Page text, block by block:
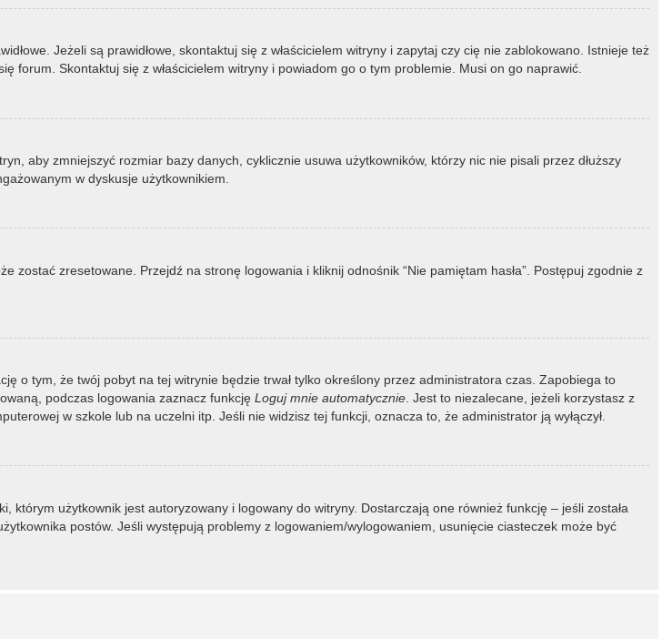
Jeżeli są prawidłowe, skontaktuj się z właścicielem witryny i zapytaj czy cię nie zablokowano. Istnieje też
forum. Skontaktuj się z właścicielem witryny i powiadom go o tym problemie. Musi on go naprawić.
aby zmniejszyć rozmiar bazy danych, cyklicznie usuwa użytkowników, którzy nic nie pisali przez dłuższy
w dyskusje użytkownikiem.
zostać zresetowane. Przejdź na stronę logowania i kliknij odnośnik “Nie pamiętam hasła”. Postępuj zgodnie z
o tym, że twój pobyt na tej witrynie będzie trwał tylko określony przez administratora czas. Zapobiega to
podczas logowania zaznacz funkcję Loguj mnie automatycznie. Jest to niezalecane, jeżeli korzystasz z
w szkole lub na uczelni itp. Jeśli nie widzisz tej funkcji, oznacza to, że administrator ją wyłączył.
którym użytkownik jest autoryzowany i logowany do witryny. Dostarczają one również funkcję – jeśli została
postów. Jeśli występują problemy z logowaniem/wylogowaniem, usunięcie ciasteczek może być